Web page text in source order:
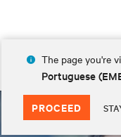
The page you're
Portuguese
PROCEED